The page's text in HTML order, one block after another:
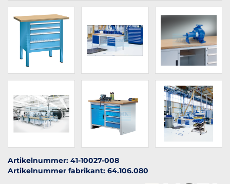
Artikelnummer: 41-10027-008
Artikelnummer fabrikant: 64.106.080